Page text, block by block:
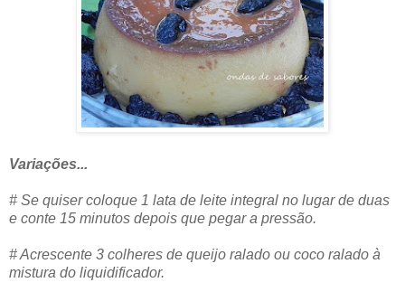
Variações...
# Se quiser coloque 1 lata de leite integral no lugar de duas
e conte 15 minutos depois que pegar a pressão.
# Acrescente 3 colheres de queijo ralado ou coco ralado à
mistura do liquidificador.